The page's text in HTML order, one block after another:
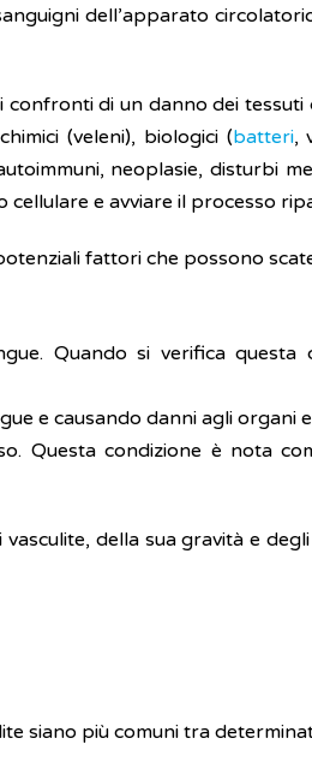
dell’apparato
confronti di un danno dei tessuti
(veleni), biologici (batteri,
neoplasie, disturbi
e avviare il processo
fattori che possono
Quando si verifica questa
e causando danni agli organi
Questa condizione è nota
della sua gravità e
siano più comuni tra